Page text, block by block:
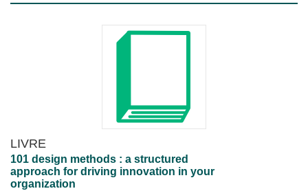
LIVRE
101 design methods : a structured
approach for driving innovation in your
organization